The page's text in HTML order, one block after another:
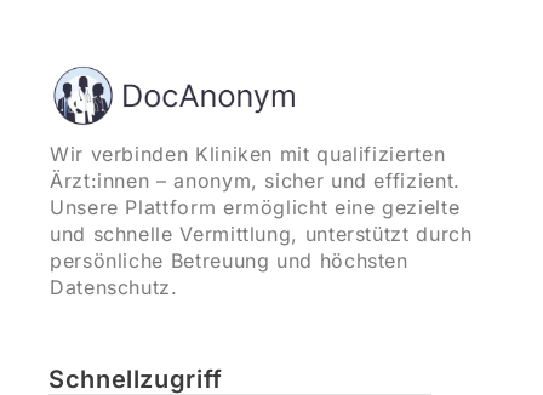
Wir verbinden Kliniken mit qualifizierten
Ärzt:innen – anonym, sicher und effizient.
Unsere Plattform ermöglicht eine gezielte
und schnelle Vermittlung, unterstützt durch
persönliche Betreuung und höchsten
Datenschutz.
Schnellzugriff